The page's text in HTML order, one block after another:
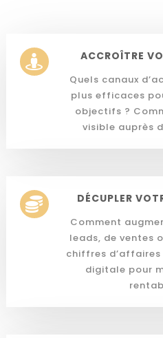
 ACCROÎTRE
Quels canaux
plus efficaces
objectifs ?
visible auprès
 DÉCUPLER
Comment
leads, de ventes
chiffres
digitale pour